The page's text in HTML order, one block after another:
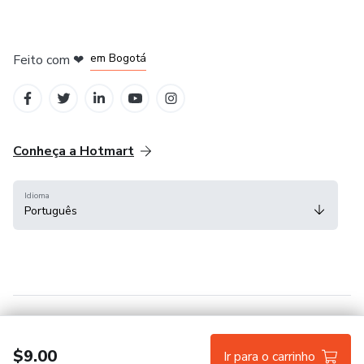
$9.00 Ir para o carrinho
Feito com ❤ em Bogotá
Conheça a Hotmart
Idioma
Português